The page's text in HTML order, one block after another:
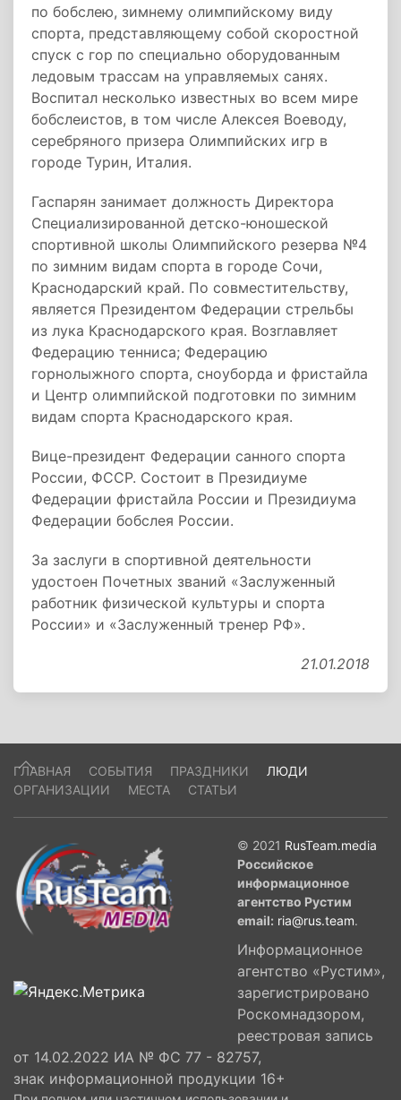
по бобслею, зимнему олимпийскому виду
спорта, представляющему собой скоростной
спуск с гор по специально оборудованным
ледовым трассам на управляемых санях.
Воспитал несколько известных во всем мире
бобслеистов, в том числе Алексея Воеводу,
серебряного призера Олимпийских игр в
городе Турин, Италия.
Гаспарян занимает должность Директора
Специализированной детско-юношеской
спортивной школы Олимпийского резерва №4
по зимним видам спорта в городе Сочи,
Краснодарский край. По совместительству,
является Президентом Федерации стрельбы
из лука Краснодарского края. Возглавляет
Федерацию тенниса; Федерацию
горнолыжного спорта, сноуборда и фристайла
и Центр олимпийской подготовки по зимним
видам спорта Краснодарского края.
Вице-президент Федерации санного спорта
России, ФССР. Состоит в Президиуме
Федерации фристайла России и Президиума
Федерации бобслея России.
За заслуги в спортивной деятельности
удостоен Почетных званий «Заслуженный
работник физической культуры и спорта
России» и «Заслуженный тренер РФ».
21.01.2018
ГЛАВНАЯ СОБЫТИЯ ПРАЗДНИКИ
ЛЮДИ
ОРГАНИЗАЦИИ
МЕСТА СТАТЬИ
© 2021 RusTeam.media
Российское
информационное
агентство Рустим
email: ria@rus.team.
Информационное
агентство «Рустим»,
зарегистрировано
Роскомнадзором,
реестровая запись
от 14.02.2022 ИА № ФС 77 - 82757,
знак информационной продукции 16+